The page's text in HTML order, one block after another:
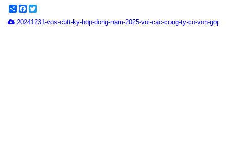
ShareFacebook
20241231-vos-cbtt-ky-hop-dong-nam-2025-voi-cac-cong-ty-co-von-gop-